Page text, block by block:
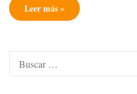
Leer más »